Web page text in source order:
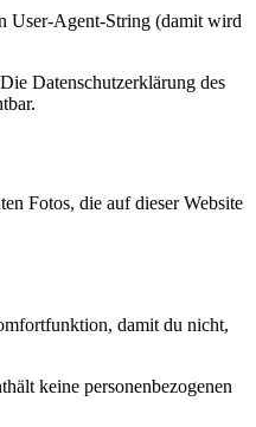
User-Agent-String (damit wird
Datenschutzerklärung des
Fotos, die auf dieser Website
damit du nicht,
keine personenbezogenen